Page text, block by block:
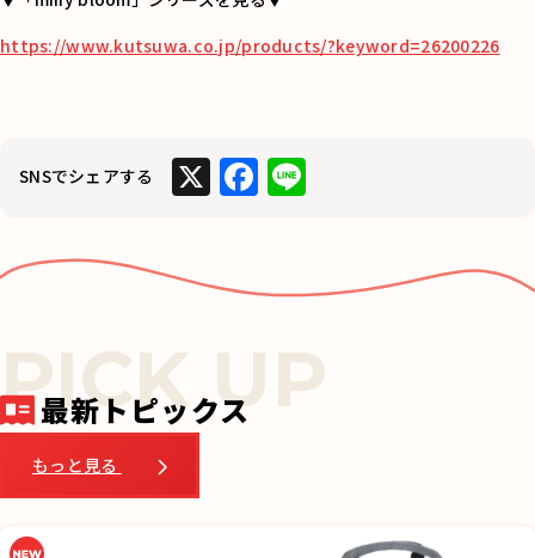
https://www.kutsuwa.co.jp/products/?keyword=26200226
SNSでシェアする X F
a
e
o
o
Li
最新トピックス
もっと見る